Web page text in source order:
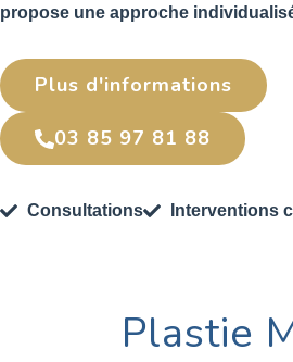
propose une approche
Plus d'informations
03 85 97 81 88
Consultations Interventions
Plastie